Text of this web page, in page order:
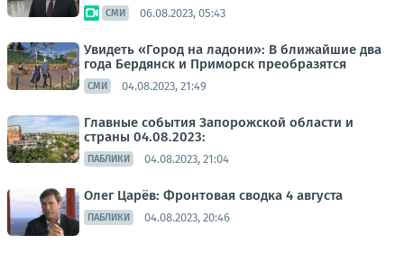
СМИ 06.08.2023, 05:43
Увидеть «Город на ладони»: В ближайшие два
года Бердянск и Приморск преобразятся
СМИ 04.08.2023, 21:49
Главные события Запорожской области и
страны 04.08.2023:
ПАБЛИКИ 04.08.2023, 21:04
Олег Царёв: Фронтовая сводка 4 августа
ПАБЛИКИ 04.08.2023, 20:46